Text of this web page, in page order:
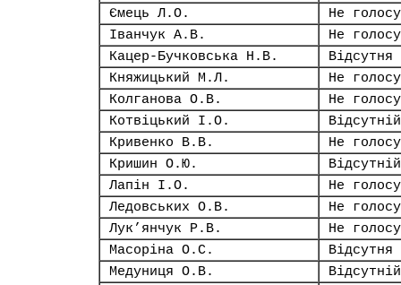
Ємець Л.О.
Не
Іванчук А.В.
Не
Кацер-Бучковська Н.В.
Відсутня
Княжицький М.Л.
Не
Колганова О.В.
Не
Котвіцький І.О.
Відсутній
Кривенко В.В.
Не
Кришин О.Ю.
Відсутній
Лапін І.О.
Не
Ледовських О.В.
Не
Лук’янчук Р.В.
Не
Масоріна О.С.
Відсутня
Медуниця О.В.
Відсутній